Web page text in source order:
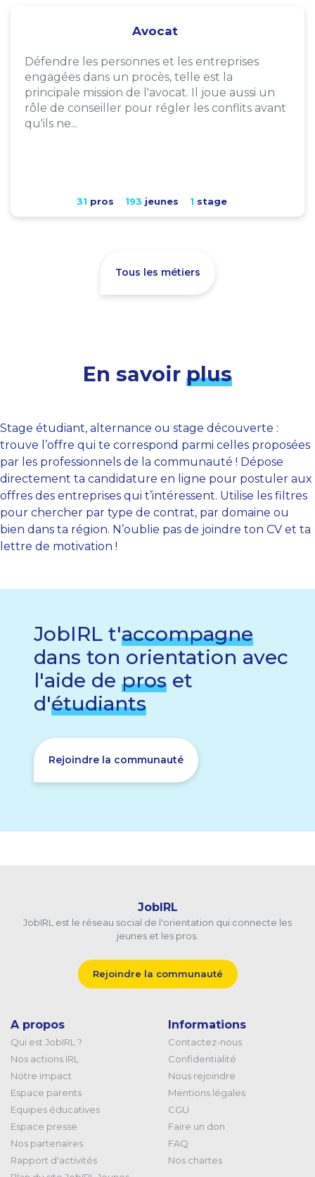
Avocat
Défendre les personnes et les entreprises
engagées dans un procès, telle est la
principale mission de l'avocat. Il joue aussi un
rôle de conseiller pour régler les conflits avant
qu'ils ne...
31 pros 193 jeunes 1 stage
Tous les métiers
En savoir plus
Stage étudiant, alternance ou stage découverte :
trouve l’offre qui te correspond parmi celles proposées
par les professionnels de la communauté ! Dépose
directement ta candidature en ligne pour postuler aux
offres des entreprises qui t’intéressent. Utilise les filtres
pour chercher par type de contrat, par domaine ou
bien dans ta région. N’oublie pas de joindre ton CV et ta
lettre de motivation !
JobIRL t'accompagne
dans ton orientation avec
l'aide de pros et
d'étudiants
Rejoindre la communauté
JobIRL
JobIRL est le réseau social de l'orientation qui connecte les
jeunes et les pros.
Rejoindre la communauté
A propos
Qui est JobIRL ?
Nos actions IRL
Notre impact
Espace parents
Equipes éducatives
Espace presse
Nos partenaires
Rapport d'activités
Informations
Contactez-nous
Confidentialité
Nous rejoindre
Mentions légales
CGU
Faire un don
FAQ
Nos chartes